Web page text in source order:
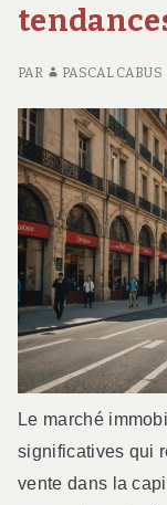
r
PAR PASCAL CABUS
Le marché
significatives qui
vente dans la